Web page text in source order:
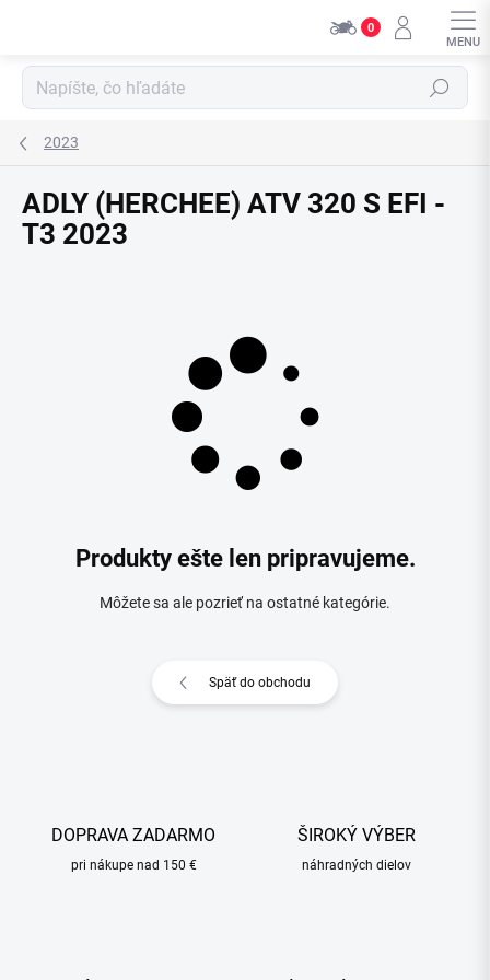
0
Hľadať
2023
ADLY (HERCHEE) ATV 320 S EFI -
T3 2023
Produkty ešte len pripravujeme.
Môžete sa ale pozrieť na ostatné kategórie.
Späť do obchodu
DOPRAVA ZADARMO
pri nákupe nad 150 €
ŠIROKÝ VÝBER
náhradných dielov